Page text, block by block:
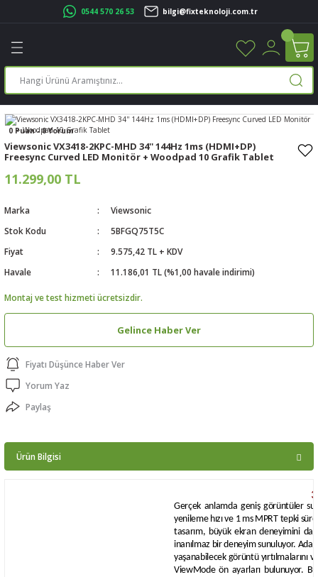
0544 570 26 53 bilgi@fixteknoloji.com.tr
Geri Dön
Geri Dön
Geri Dön
Yazıcı
Geri Dön
Geri Dön
Geri Dön
Geri Dön
Geri Dön
0 Puan - 0 Yorum
Viewsonic VX3418-2KPC-MHD 34'' 144Hz 1ms (HDMI+DP)
Freesync Curved LED Monitör + Woodpad 10 Grafik Tablet
11.299,00 TL
Marka
Viewsonic
Stok Kodu
5BFGQ75T5C
Fiyat
9.575,42 TL + KDV
Havale
11.186,01 TL (%1,00 havale indirimi)
Montaj ve test hizmeti ücretsizdir.
Gelince Haber Ver
Fiyatı Düşünce Haber Ver
Yorum Yaz
Paylaş
Ürün Bilgisi
Gerçek anlamda geniş görüntüler
yenileme hızı ve 1 ms MPRT tepki
tasarım, büyük ekran deneyimini
inanılmaz bir deneyim sunuluyor.
yaşanabilecek görüntü yırtılmalarını
ViewMode ön ayarları bulunuyor.